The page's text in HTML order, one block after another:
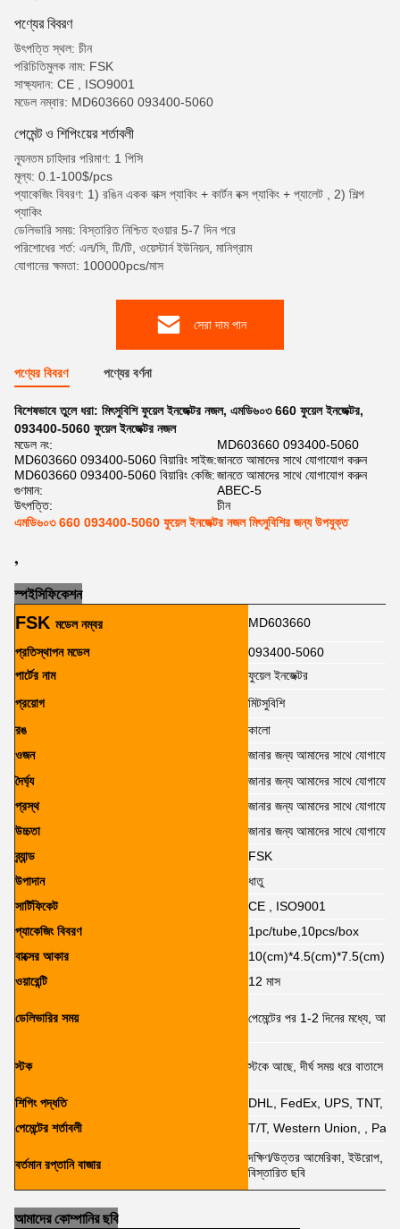
পণ্যের বিবরণ
উৎপত্তি স্থল: চীন
পরিচিতিমুলক নাম: FSK
সাক্ষ্যদান: CE , ISO9001
মডেল নম্বার: MD603660 093400-5060
পেমেন্ট ও শিপিংয়ের শর্তাবলী
ন্যূনতম চাহিদার পরিমাণ: 1 পিসি
মূল্য: 0.1-100$/pcs
প্যাকেজিং বিবরণ: 1) রঙিন একক বাক্স প্যাকিং + কার্টন বক্স প্যাকিং + প্যালেট , 2) শিল্প
প্যাকিং
ডেলিভারি সময়: বিস্তারিত নিশ্চিত হওয়ার 5-7 দিন পরে
পরিশোধের শর্ত: এল/সি, টি/টি, ওয়েস্টার্ন ইউনিয়ন, মানিগ্রাম
যোগানের ক্ষমতা: 100000pcs/মাস
সেরা দাম পান
পণ্যের বিবরণ পণ্যের বর্ণনা
বিশেষভাবে তুলে ধরা: মিৎসুবিশি ফুয়েল ইনজেক্টর নজল, এমডি৬০৩ 660 ফুয়েল ইনজেক্টর,
093400-5060 ফুয়েল ইনজেক্টর নজল
মডেল নং:
MD603660 093400-5060
MD603660 093400-5060 বিয়ারিং সাইজ:জানতে আমাদের সাথে যোগাযোগ করুন
MD603660 093400-5060 বিয়ারিং কেজি:জানতে আমাদের সাথে যোগাযোগ করুন
গুণমান:
ABEC-5
উৎপত্তি:
চীন
এমডি৬০৩ 660 093400-5060 ফুয়েল ইনজেক্টর নজল মিৎসুবিশির জন্য উপযুক্ত
,
স্পইসিফিকেশন
FSK মডেল নম্বর MD603660
প্রতিস্থাপন মডেল
093400-5060
পার্টের নাম
ফুয়েল ইনজেক্টর
প্রয়োগ
মিটসুবিশি
রঙ
কালো
ওজন
জানার জন্য আমাদের সাথে
দৈর্ঘ্য
জানার জন্য আমাদের সাথে
প্রস্থ
জানার জন্য আমাদের সাথে
উচ্চতা
জানার জন্য আমাদের সাথে
ব্র্যান্ড
FSK
উপাদান
ধাতু
সার্টিফিকেট
CE , ISO9001
প্যাকেজিং বিবরণ
1pc/tube,10pcs/box
বাক্সের আকার
10(cm)*4.5(cm)*7.5(cm)
ওয়ারেন্টি
12 মাস
ডেলিভারির সময় পেমেন্টের পর 1-2 দিনের মধ্যে,
স্টক স্টকে আছে, দীর্ঘ সময় ধরে বাতাসে
শিপিং পদ্ধতি
DHL, FedEx, UPS, TNT,
পেমেন্টের শর্তাবলী
T/T, Western Union, ,
বর্তমান রপ্তানি বাজার
দক্ষিণ/উত্তর আমেরিকা, ইউরোপ,
বিস্তারিত ছবি
আমাদের কোম্পানির ছবি